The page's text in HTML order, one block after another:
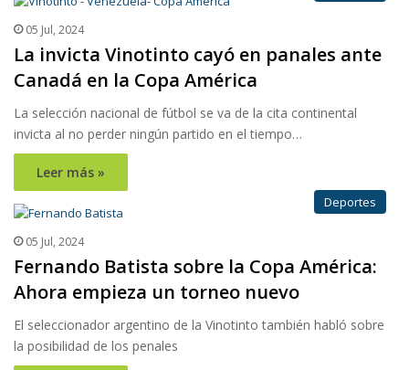
05 Jul, 2024
La invicta Vinotinto cayó en panales ante
Canadá en la Copa América
La selección nacional de fútbol se va de la cita continental
invicta al no perder ningún partido en el tiempo…
Leer más »
Deportes
05 Jul, 2024
Fernando Batista sobre la Copa América:
Ahora empieza un torneo nuevo
El seleccionador argentino de la Vinotinto también habló sobre
la posibilidad de los penales